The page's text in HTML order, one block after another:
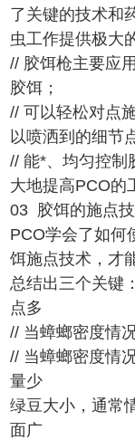
了关键的技术和
虫工作提供极大
// 胶饵枪主要应
胶饵；
// 可以轻松对点
以喷洒到的细节
// 能*、均匀控制
大地提高PCO的
03 胶饵的施点
PCO学会了如何
饵施点技术，才
总结出三个关键
点多
// 当蟑螂密度情
// 当蟑螂密度情
量少
绿豆大小，通常
面广